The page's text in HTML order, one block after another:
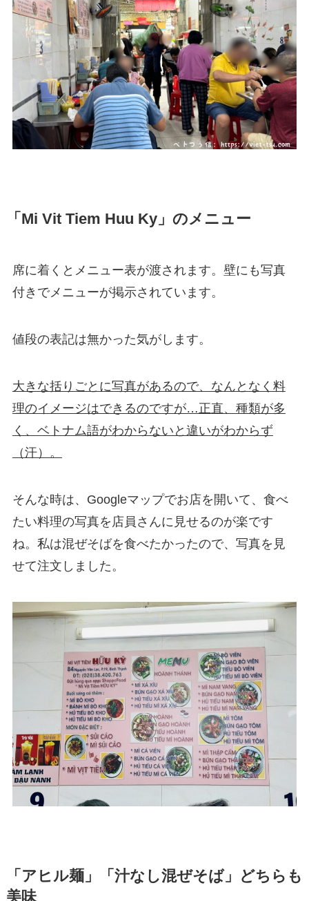
「Mi Vit Tiem Huu Ky」のメニュー
席に着くとメニュー表が渡されます。壁にも写真
付きでメニューが掲示されています。
値段の表記は無かった気がします。
大きな括りごとに写真があるので、なんとなく料
理のイメージはできるのですが…正直、種類が多
く、ベトナム語がわからないと違いがわからず
（汗）。
そんな時は、Googleマップでお店を開いて、食べ
たい料理の写真を店員さんに見せるのが楽です
ね。私は混ぜそばを食べたかったので、写真を見
せて注文しました。
「アヒル麺」「汁なし混ぜそば」どちらも
美味